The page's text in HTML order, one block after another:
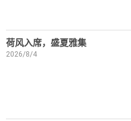
荷风入席，盛夏雅集
2026/8/4